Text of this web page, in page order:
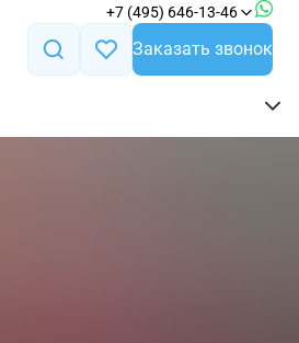
+7 (495) 646-13-46
Заказать звонок